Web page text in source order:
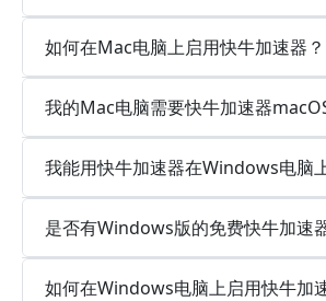
如何在Mac电脑上启用快牛加速器？
我的Mac电脑需要快牛加速器
我能用快牛加速器在Windows电脑
是否有Windows版的免费快牛加速
如何在Windows电脑上启用快牛加